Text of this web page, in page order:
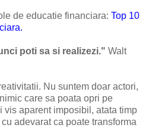
de educatie financiara: Top 10
poti sa si realizezi." Walt
Nu suntem doar actori,
care sa poata opri pe
aparent imposibil, atata timp
adevarat ca poate transforma